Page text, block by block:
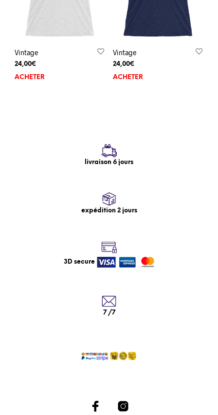
Vintage
24,00€
ACHETER
Vintage
24,00€
ACHETER
livraison 6 jours
expédition 2 jours
3D secure
7 /7